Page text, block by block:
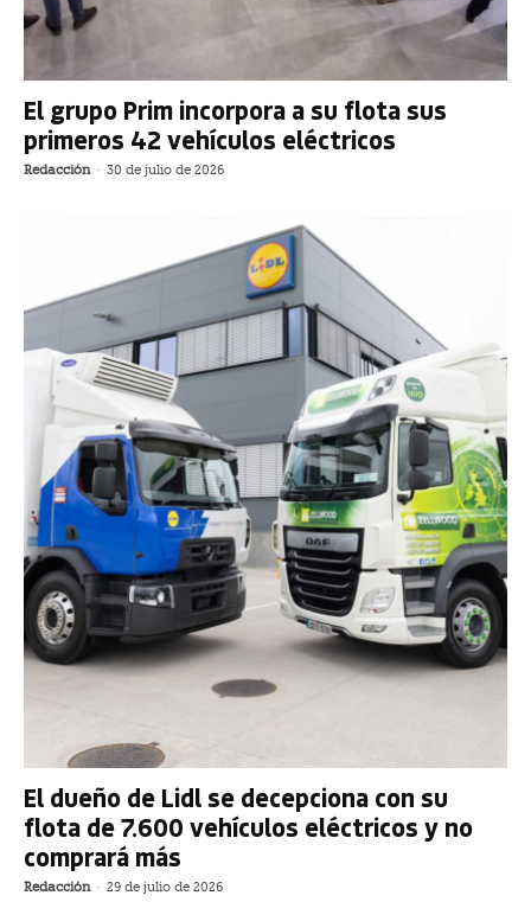
El grupo Prim incorpora a su flota sus
primeros 42 vehículos eléctricos
Redacción - 30 de julio de 2026
El dueño de Lidl se decepciona con su
flota de 7.600 vehículos eléctricos y no
comprará más
Redacción - 29 de julio de 2026